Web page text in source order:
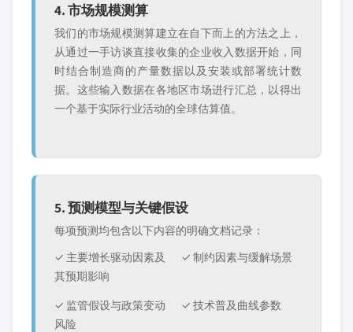
4. 市场规模测算
我们的市场规模测算建立在自下而上的方法之上，
从通过一手访谈直接收集的企业收入数据开始，同
时结合制造商的产量数据以及安装或部署统计数
据。这些输入数据在各地区市场进行汇总，以得出
一个基于实际行业活动的全球估算值。
5. 预测模型与关键假设
每项预测均包含以下内容的明确文档记录：
✓ 主要增长驱动因素及
其预期影响
✓ 制约因素与缓解场景
✓ 监管假设与政策变动
风险
✓ 技术普及曲线参数